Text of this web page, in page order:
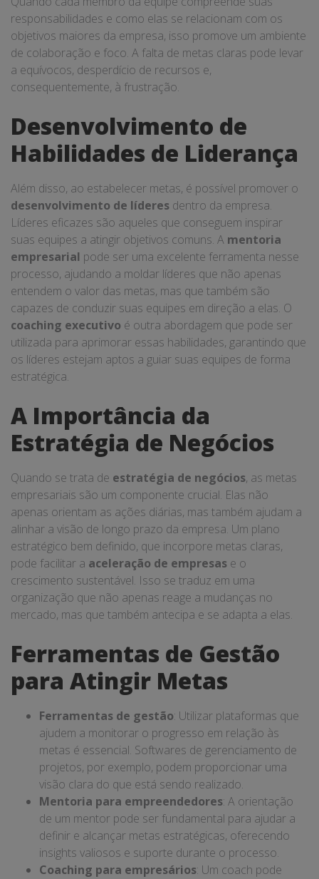
responsabilidades e como elas se relacionam com os
objetivos maiores da empresa, isso promove um ambiente
de colaboração e foco. A falta de metas claras pode levar
a equívocos, desperdício de recursos e,
consequentemente, à frustração.
Desenvolvimento de
Habilidades de Liderança
Além disso, ao estabelecer metas, é possível promover o
desenvolvimento de líderes dentro da empresa.
Líderes eficazes são aqueles que conseguem inspirar
suas equipes a atingir objetivos comuns. A mentoria
empresarial pode ser uma excelente ferramenta nesse
processo, ajudando a moldar líderes que não apenas
entendem o valor das metas, mas que também são
capazes de conduzir suas equipes em direção a elas. O
coaching executivo é outra abordagem que pode ser
utilizada para aprimorar essas habilidades, garantindo que
os líderes estejam aptos a guiar suas equipes de forma
estratégica.
A Importância da
Estratégia de Negócios
Quando se trata de estratégia de negócios, as metas
empresariais são um componente crucial. Elas não
apenas orientam as ações diárias, mas também ajudam a
alinhar a visão de longo prazo da empresa. Um plano
estratégico bem definido, que incorpore metas claras,
pode facilitar a aceleração de empresas e o
crescimento sustentável. Isso se traduz em uma
organização que não apenas reage a mudanças no
mercado, mas que também antecipa e se adapta a elas.
Ferramentas de Gestão
para Atingir Metas
Ferramentas de gestão: Utilizar plataformas que
ajudem a monitorar o progresso em relação às
metas é essencial. Softwares de gerenciamento de
projetos, por exemplo, podem proporcionar uma
visão clara do que está sendo realizado.
Mentoria para empreendedores: A orientação
de um mentor pode ser fundamental para ajudar a
definir e alcançar metas estratégicas, oferecendo
insights valiosos e suporte durante o processo.
Coaching para empresários: Um coach pode